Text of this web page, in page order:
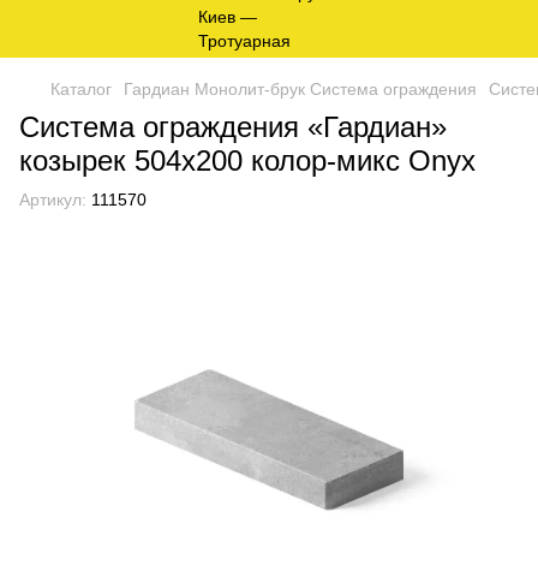
Каталог Гардиан Монолит-брук Система ограждения
Система ограждения «Гардиан»
козырек 504х200 колор-микс Onyx
Артикул: 111570